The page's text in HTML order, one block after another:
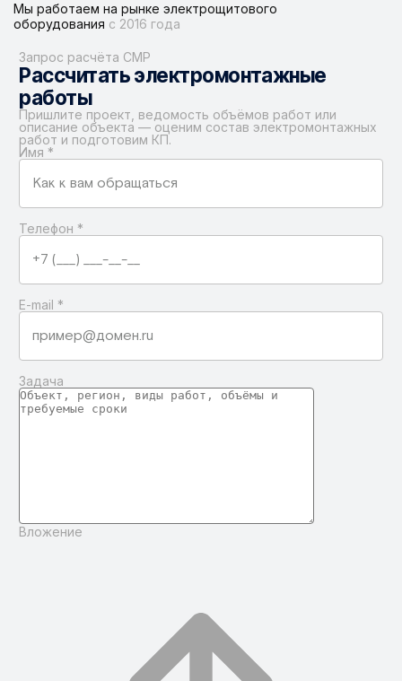
Мы работаем на рынке электрощитового
оборудования с 2016 года
Запрос расчёта СМР
Рассчитать электромонтажные
работы
Пришлите проект, ведомость объёмов работ или
описание объекта — оценим состав электромонтажных
работ и подготовим КП.
Имя *
Телефон *
E-mail *
Задача
Вложение